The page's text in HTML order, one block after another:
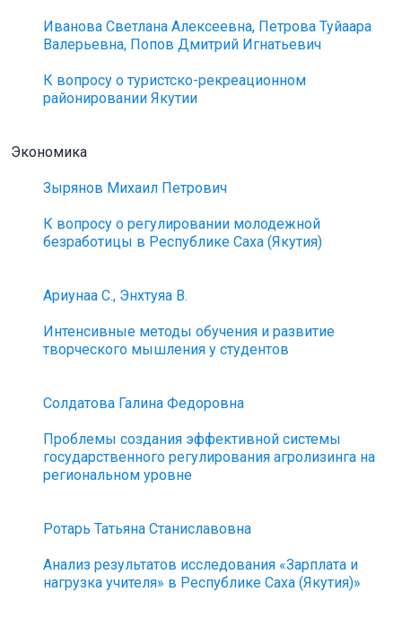
Иванова Светлана Алексеевна, Петрова Туйаара
Валерьевна, Попов Дмитрий Игнатьевич
К вопросу о туристско-рекреационном
районировании Якутии
Экономика
Зырянов Михаил Петрович
К вопросу о регулировании молодежной
безработицы в Республике Саха (Якутия)
Ариунаа C., Энхтуяа В.
Интенсивные методы обучения и развитие
творческого мышления у студентов
Солдатова Галина Федоровна
Проблемы создания эффективной системы
государственного регулирования агролизинга на
региональном уровне
Ротарь Татьяна Станиславовна
Анализ результатов исследования «Зарплата и
нагрузка учителя» в Республике Саха (Якутия)»